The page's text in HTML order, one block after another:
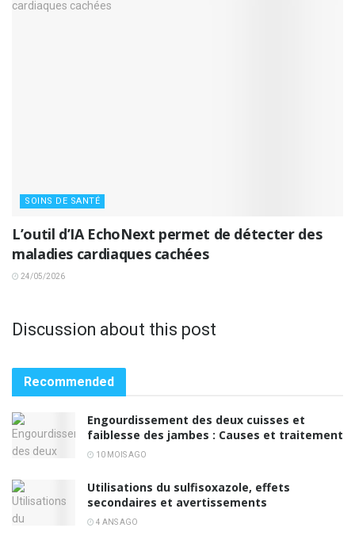
SOINS DE SANTÉ
L’outil d’IA EchoNext permet de détecter des
maladies cardiaques cachées
24/05/2026
Discussion about this post
Recommended
Engourdissement des deux cuisses et
faiblesse des jambes : Causes et traitement
10 MOIS AGO
Utilisations du sulfisoxazole, effets
secondaires et avertissements
4 ANS AGO